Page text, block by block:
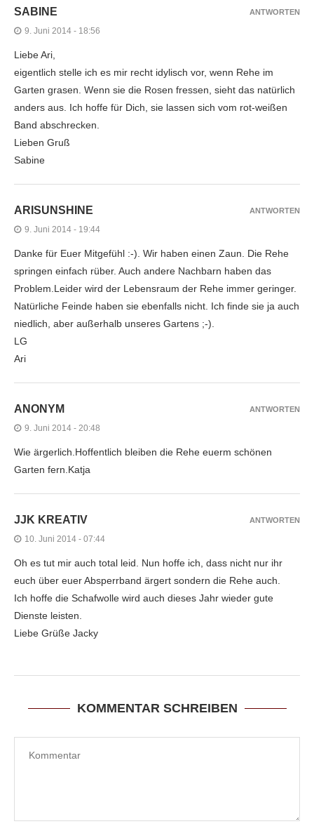
SABINE
9. Juni 2014 - 18:56
Liebe Ari,
eigentlich stelle ich es mir recht idylisch vor, wenn Rehe im
Garten grasen. Wenn sie die Rosen fressen, sieht das natürlich
anders aus. Ich hoffe für Dich, sie lassen sich vom rot-weißen
Band abschrecken.
Lieben Gruß
Sabine
ANTWORTEN
ARISUNSHINE
9. Juni 2014 - 19:44
Danke für Euer Mitgefühl :-). Wir haben einen Zaun. Die Rehe
springen einfach rüber. Auch andere Nachbarn haben das
Problem.Leider wird der Lebensraum der Rehe immer geringer.
Natürliche Feinde haben sie ebenfalls nicht. Ich finde sie ja auch
niedlich, aber außerhalb unseres Gartens ;-).
LG
Ari
ANTWORTEN
ANONYM
9. Juni 2014 - 20:48
Wie ärgerlich.Hoffentlich bleiben die Rehe euerm schönen
Garten fern.Katja
ANTWORTEN
JJK KREATIV
10. Juni 2014 - 07:44
Oh es tut mir auch total leid. Nun hoffe ich, dass nicht nur ihr
euch über euer Absperrband ärgert sondern die Rehe auch.
Ich hoffe die Schafwolle wird auch dieses Jahr wieder gute
Dienste leisten.
Liebe Grüße Jacky
ANTWORTEN
KOMMENTAR SCHREIBEN